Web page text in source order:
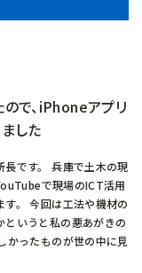
で、iPhoneアプリ
した
長です。 兵庫で土木の現
で現場のICT活用
す。 今回は工法や機材の
というと私の悪あがきの
かったものが世の中に見